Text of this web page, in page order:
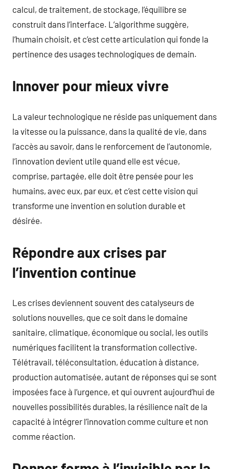
calcul, de traitement, de stockage, l’équilibre se
construit dans l’interface. L’algorithme suggère,
l’humain choisit, et c’est cette articulation qui fonde la
pertinence des usages technologiques de demain.
Innover pour mieux vivre
La valeur technologique ne réside pas uniquement dans
la vitesse ou la puissance, dans la qualité de vie, dans
l’accès au savoir, dans le renforcement de l’autonomie,
l’innovation devient utile quand elle est vécue,
comprise, partagée, elle doit être pensée pour les
humains, avec eux, par eux, et c’est cette vision qui
transforme une invention en solution durable et
désirée.
Répondre aux crises par
l’invention continue
Les crises deviennent souvent des catalyseurs de
solutions nouvelles, que ce soit dans le domaine
sanitaire, climatique, économique ou social, les outils
numériques facilitent la transformation collective.
Télétravail, téléconsultation, éducation à distance,
production automatisée, autant de réponses qui se sont
imposées face à l’urgence, et qui ouvrent aujourd’hui de
nouvelles possibilités durables, la résilience naît de la
capacité à intégrer l’innovation comme culture et non
comme réaction.